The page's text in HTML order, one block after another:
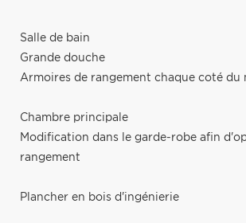
Salle de bain
Grande douche
Armoires de rangement chaque coté du
Chambre principale
Modification dans le garde-robe afin
rangement
Plancher en bois d'ingénierie